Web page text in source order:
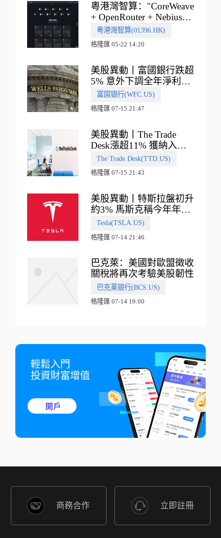
粵港灣智算："CoreWeave
+ OpenRouter + Nebius"
多向融合的中國智算新範
式
粵港灣智算(01396.HK)
格隆匯 05-22 14:20
美股異動丨富國銀行跌超
5% 意外下調全年淨利息
收入指引
富国银行(WFC.US)
格隆匯 07-15 21:47
美股異動丨The Trade
Desk漲超11% 獲納入標
普500指數
The Trade Desk(TTD.US)
格隆匯 07-15 21:43
美股異動丨特斯拉盤初升
約3% 馬斯克稱今年年底
會有‘史詩級震撼’的演示
Tesla(TSLA.US)
格隆匯 07-14 21:46
巴克萊：美國對歐盟徵收
關稅將再次考驗美股韌性
巴克莱银行(BCS.US)
格隆匯 07-14 19:00
輕鬆入門
投資財富增值
開戶
商務合作 立即註冊